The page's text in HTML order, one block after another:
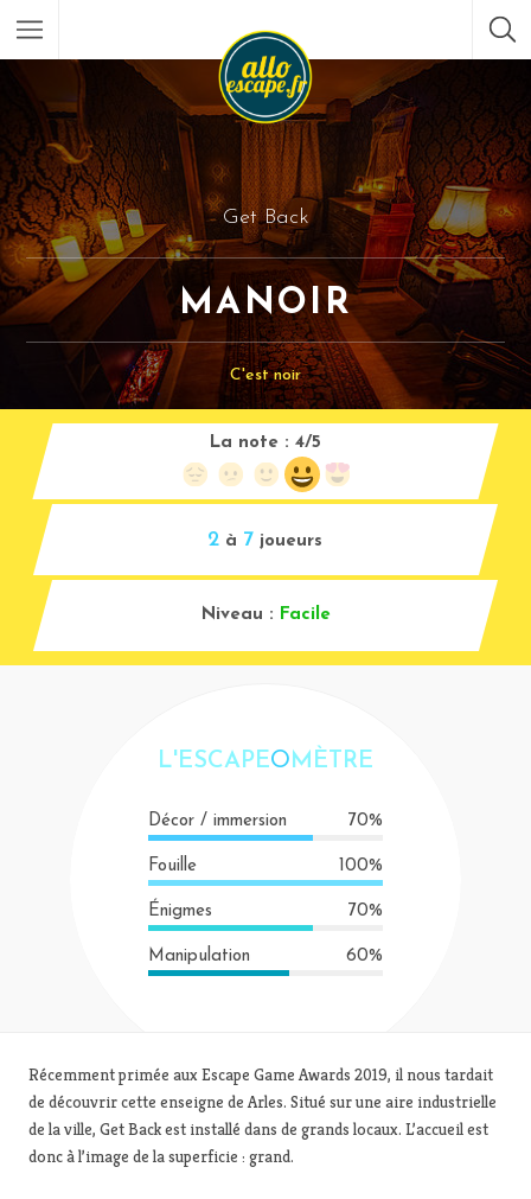
Get Back
MANOIR
C'est noir
2 à 7 joueurs
La note : 4/5
Niveau : Facile
L'ESCAPEOMÈTRE
Décor / immersion 70%
Fouille 100%
Énigmes 70%
Manipulation 60%
Récemment primée aux Escape Game Awards 2019, il nous tardait
de découvrir cette enseigne de Arles. Situé sur une aire industrielle
de la ville, Get Back est installé dans de grands locaux. L’accueil est
donc à l’image de la superficie : grand.